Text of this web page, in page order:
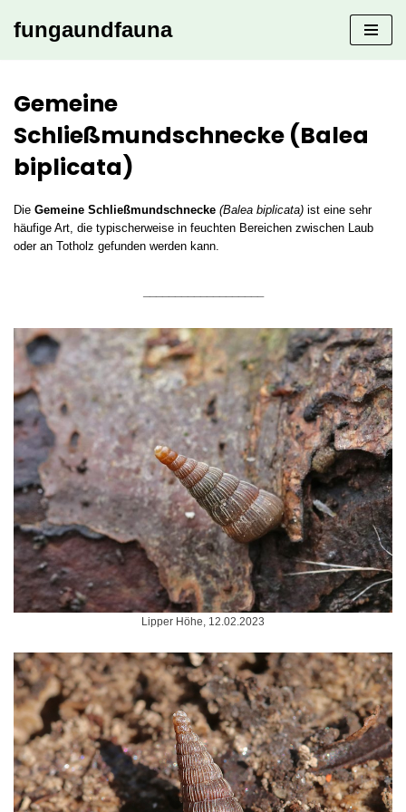
fungaundfauna
Gemeine
Schließmundschnecke (Balea
biplicata)
Die Gemeine Schließmundschnecke (Balea biplicata) ist eine sehr
häufige Art, die typischerweise in feuchten Bereichen zwischen Laub
oder an Totholz gefunden werden kann.
Lipper Höhe, 12.02.2023